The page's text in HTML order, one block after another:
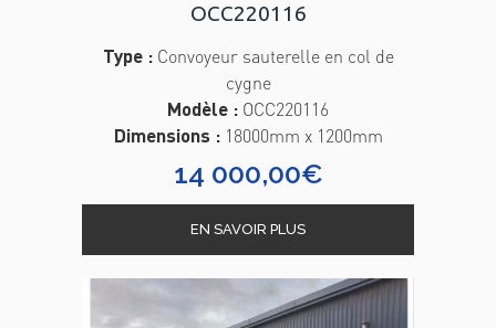
OCC220116
Type :Convoyeur sauterelle en col de
cygne
Modèle : OCC220116
Dimensions :18000mm x 1200mm
14 000,00€
EN SAVOIR PLUS